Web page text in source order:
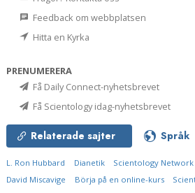
Feedback om webbplatsen
Hitta en Kyrka
PRENUMERERA
Få Daily Connect-nyhetsbrevet
Få Scientology idag-nyhetsbrevet
Relaterade sajter Språk
L. Ron Hubbard Dianetik Scientology Network
David Miscavige
Börja på en online-kurs